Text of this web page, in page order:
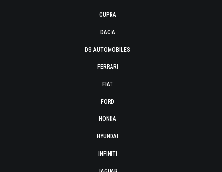
CUPRA
DACIA
DS AUTOMOBILES
FERRARI
FIAT
FORD
HONDA
HYUNDAI
INFINITI